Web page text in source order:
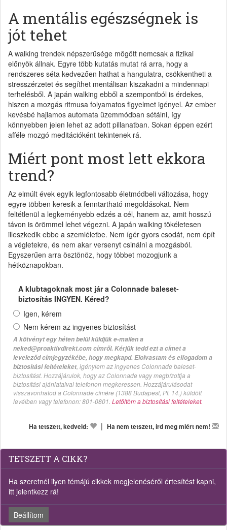
A mentális egészségnek is
jót tehet
A walking trendek népszerűsége mögött nemcsak a fizikai
előnyök állnak. Egyre több kutatás mutat rá arra, hogy a
rendszeres séta kedvezően hathat a hangulatra, csökkentheti a
stresszérzetet és segíthet mentálisan kiszakadni a mindennapi
terhelésből. A japán walking ebből a szempontból is érdekes,
hiszen a mozgás ritmusa folyamatos figyelmet igényel. Az ember
kevésbé hajlamos automata üzemmódban sétálni, így
könnyebben jelen lehet az adott pillanatban. Sokan éppen ezért
afféle mozgó meditációként tekintenek rá.
Miért pont most lett ekkora
trend?
Az elmúlt évek egyik legfontosabb életmódbeli változása, hogy
egyre többen keresik a fenntartható megoldásokat. Nem
feltétlenül a legkeményebb edzés a cél, hanem az, amit hosszú
távon is örömmel lehet végezni. A japán walking tökéletesen
illeszkedik ebbe a szemléletbe. Nem ígér gyors csodát, nem épít
a végletekre, és nem akar versenyt csinálni a mozgásból.
Egyszerűen arra ösztönöz, hogy többet mozogjunk a
hétköznapokban.
A klubtagoknak most jár a Colonnade baleset-
biztosítás INGYEN. Kéred?
Igen, kérem
Nem kérem az ingyenes biztosítást
A kötvényt egy héten belül küldjük e-mailen a
neked@proaktivdirekt.com címről. Kérjük tedd ezt a címet a
leveleződ címjegyzékébe, hogy megkapd. Elolvastam és elfogadom a
biztosítási feltételeket, igénylem az ingyenes Colonnade baleset-
biztosítást. Hozzájárulok, hogy az Colonnade vagy megbízottja a
biztosítási ajánlataival telefonon megkeressen. Hozzájárulásodat
visszavonhatod a Colonnade címére (1388 Budapest, Pf. 14.) küldött
levélben vagy telefonon: 801-0801. Letöltöm a biztosítási feltételeket.
Ha tetszett, kedveld: | Ha nem tetszett, írd meg miért nem!
TETSZETT A CIKK?
Ha szeretnél ilyen témájú cikkek megjelenéséről értesítést kapni,
itt jelentkezz rá!
Beállítom